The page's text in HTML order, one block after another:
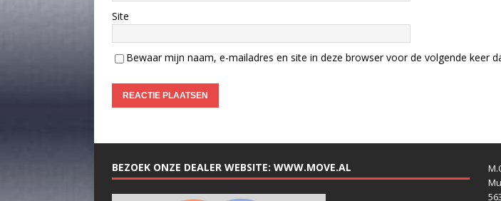
Site
Bewaar mijn naam, e-mailadres en site in deze browser voor de volgende keer
BEZOEK ONZE DEALER WEBSITE: WWW.MOVE.AL